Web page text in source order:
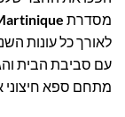
מסדרת
לאורך כל עונות
עם סביבת הבית
מתחם ספא חיצוני